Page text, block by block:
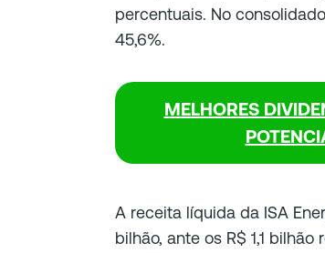
percentuais. No
45,6%.
MELHORES
A receita líquida da ISA
bilhão, ante os R$ 1,1